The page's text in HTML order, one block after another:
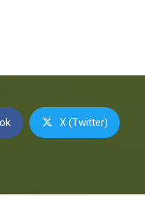
X (Twitter)